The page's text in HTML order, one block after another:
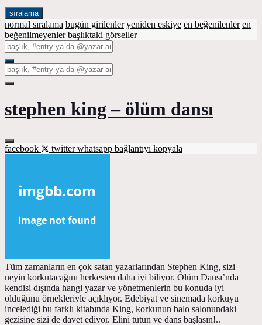
sıralama
normal sıralama bugün girilenler yeniden eskiye en beğenilenler en
beğenilmeyenler başlıktaki görseller
stephen king – ölüm dansı
facebook twitterwhatsapp bağlantıyı kopyala
Tüm zamanların en çok satan yazarlarından Stephen King, sizi
neyin korkutacağını herkesten daha iyi biliyor. Ölüm Dansı’nda
kendisi dışında hangi yazar ve yönetmenlerin bu konuda iyi
olduğunu örnekleriyle açıklıyor. Edebiyat ve sinemada korkuyu
incelediği bu farklı kitabında King, korkunun balo salonundaki
gezisine sizi de davet ediyor. Elini tutun ve dans başlasın!..